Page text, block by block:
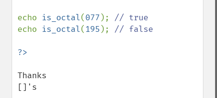
echo is_octal(077 );
echo is_octal(195 ); // false
Thanks
[]'s